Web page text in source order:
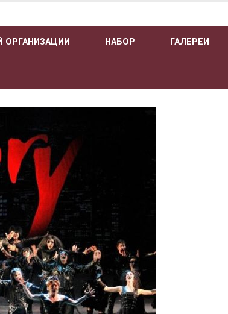
ОРГАНИЗАЦИИ НАБОР ГАЛЕРЕИ